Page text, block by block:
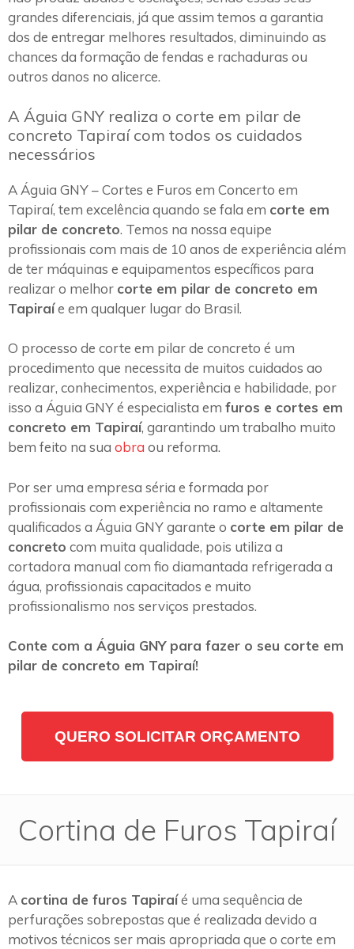
grandes diferenciais, já que assim temos a garantia
dos de entregar melhores resultados, diminuindo as
chances da formação de fendas e rachaduras ou
outros danos no alicerce.
A Águia GNY realiza o corte em pilar de
concreto Tapiraí com todos os cuidados
necessários
A Águia GNY – Cortes e Furos em Concerto em
Tapiraí, tem excelência quando se fala em corte em
pilar de concreto. Temos na nossa equipe
profissionais com mais de 10 anos de experiência além
de ter máquinas e equipamentos específicos para
realizar o melhor corte em pilar de concreto em
Tapiraíe em qualquer lugar do Brasil.
O processo de corte em pilar de concreto é um
procedimento que necessita de muitos cuidados ao
realizar, conhecimentos, experiência e habilidade, por
isso a Águia GNY é especialista em furos e cortes em
concreto em Tapiraí, garantindo um trabalho muito
bem feito na sua obra ou reforma.
Por ser uma empresa séria e formada por
profissionais com experiência no ramo e altamente
qualificados a Águia GNY garante o corte em pilar de
concreto com muita qualidade, pois utiliza a
cortadora manual com fio diamantada refrigerada a
água, profissionais capacitados e muito
profissionalismo nos serviços prestados.
Conte com a Águia GNY para fazer o seu corte em
pilar de concreto em Tapiraí!
QUERO SOLICITAR ORÇAMENTO
Cortina de Furos Tapiraí
A cortina de furos Tapiraíé uma sequência de
perfurações sobrepostas que é realizada devido a
motivos técnicos ser mais apropriada que o corte em